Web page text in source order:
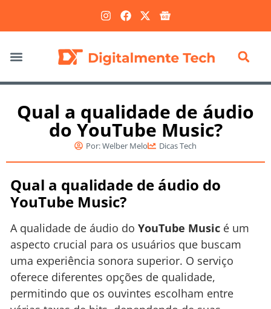
Qual a qualidade de áudio
do YouTube Music?
Por:Welber Melo Dicas Tech
Qual a qualidade de áudio do
YouTube Music?
A qualidade de áudio do YouTube Music é um
aspecto crucial para os usuários que buscam
uma experiência sonora superior. O serviço
oferece diferentes opções de qualidade,
permitindo que os ouvintes escolham entre